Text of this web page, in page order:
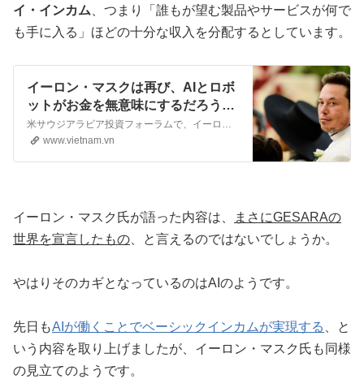
イ・インカム 、つまり「誰もが望む製品やサービスが何で
も手に入る」ほどの十分な収入を分配するとしています。
イーロン・マスクは再び、AIとロボ
ットがお金を無意味にするだろうと
主張している
米サウジアラビア投資フォーラムで、イーロン・マスク氏は、AIとロボットが主導する未来ではお金も仕事も貧困も存在しなくなると宣言した。
www.vietnam.vn
イーロン・マスク氏が語った内容は、
まさにGESARAの
世界を宣言したもの 、と言えるのではないでしょうか。
やはりそのカギとなっているのはAIのようです。
先日もAIが働くことでベーシックインカムが実現する
、と
いう内容を取り上げましたが、イーロン・マスク氏も同様
の見立てのようです。